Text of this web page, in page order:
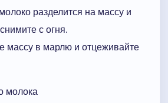
разделится на массу и
с огня.
массу в марлю и отцеживайте
молока